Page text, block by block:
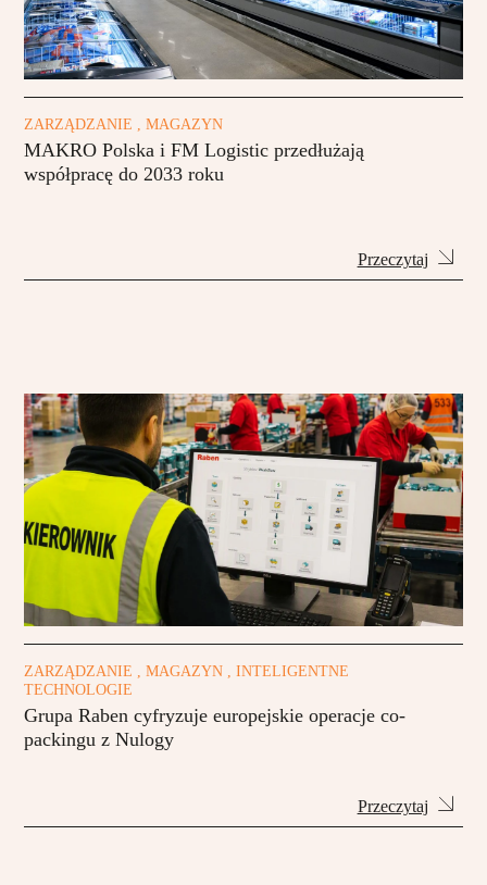
ZARZĄDZANIE , MAGAZYN
MAKRO Polska i FM Logistic przedłużają
współpracę do 2033 roku
Przeczytaj
ZARZĄDZANIE , MAGAZYN , INTELIGENTNE
TECHNOLOGIE
Grupa Raben cyfryzuje europejskie operacje co-
packingu z Nulogy
Przeczytaj